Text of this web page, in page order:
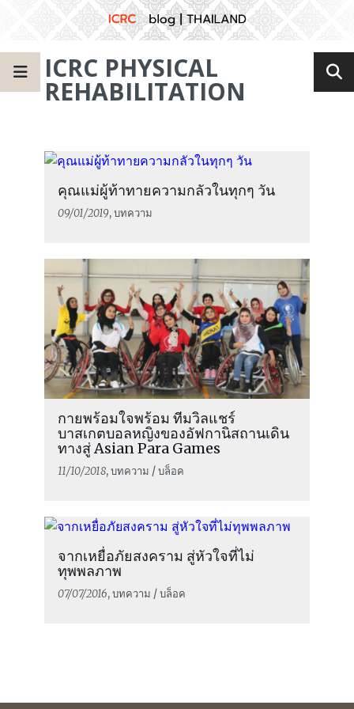
ICRC PHYSICAL
REHABILITATION
คุณแม่ผู้ท้าทายความกลัวในทุกๆ วัน
09/01/2019, บทความ
กายพร้อมใจพร้อม ทีมวิลแชร์
บาสเกตบอลหญิงของอัฟกานิสถานเดิน
ทางสู่ Asian Para Games
11/10/2018, บทความ / บล็อค
จากเหยื่อภัยสงคราม สู่หัวใจที่ไม่
ทุพพลภาพ
07/07/2016, บทความ / บล็อค